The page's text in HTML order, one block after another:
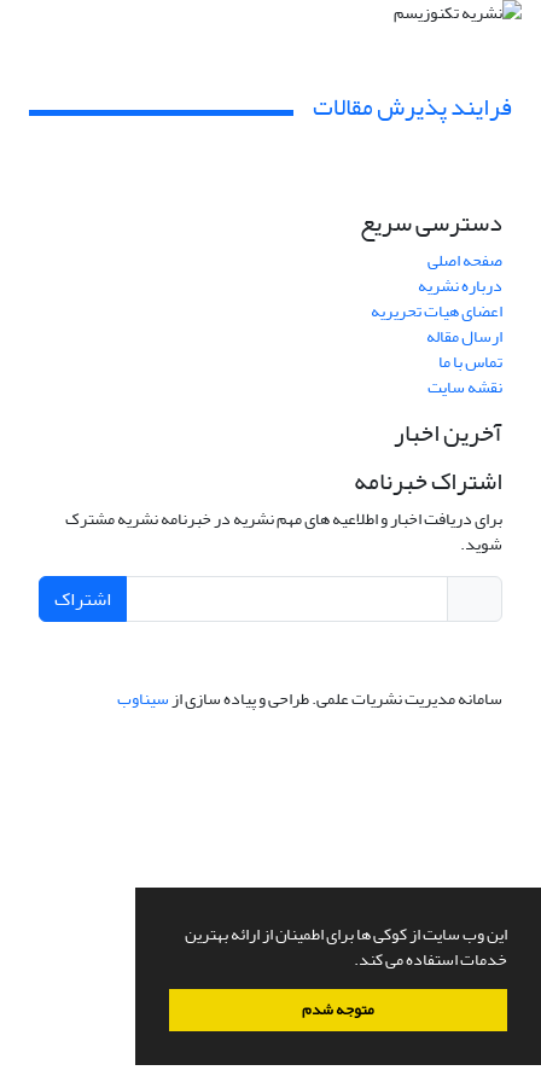
این وب سایت از کوکی ها برای اطمینان از ارائه بهترین
خدمات استفاده می کند.
متوجه شدم
فرایند پذیرش مقالات
دسترسی سریع
صفحه اصلی
درباره نشریه
اعضای هیات تحریریه
ارسال مقاله
تماس با ما
نقشه سایت
آخرین اخبار
اشتراک خبرنامه
برای دریافت اخبار و اطلاعیه های مهم نشریه در خبرنامه نشریه مشترک
شوید.
اشتراک
سامانه مدیریت نشریات علمی.طراحی و پیاده سازی ازسیناوب